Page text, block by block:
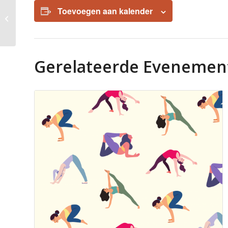
Toevoegen aan kalender
Gerelateerde
Bridgen met Ryks